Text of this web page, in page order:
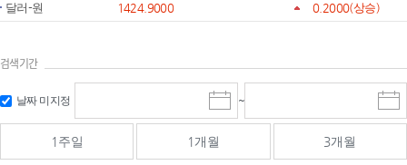
달러-원
1424.9000 0.2000(상승)
검색기간
날짜 미지정
시
작
일
선
~
종
료
선
1주일 1개월 3개월